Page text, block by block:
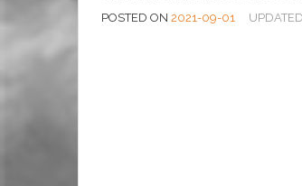
POSTED ON 2021-09-01